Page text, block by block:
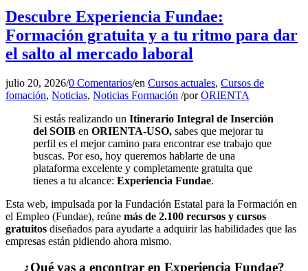
Descubre Experiencia Fundae:
Formación gratuita y a tu ritmo para dar
el salto al mercado laboral
julio 20, 2026/0 Comentarios/en Cursos actuales, Cursos de
fomación, Noticias, Noticias Formación /porORIENTA
Si estás realizando un Itinerario Integral de Inserción
del SOIB en ORIENTA-USO, sabes que mejorar tu
perfil es el mejor camino para encontrar ese trabajo que
buscas. Por eso, hoy queremos hablarte de una
plataforma excelente y completamente gratuita que
tienes a tu alcance: Experiencia Fundae.
Esta web, impulsada por la Fundación Estatal para la Formación en
el Empleo (Fundae), reúne más de 2.100 recursos y cursos
gratuitos diseñados para ayudarte a adquirir las habilidades que las
empresas están pidiendo ahora mismo.
¿Qué vas a encontrar en Experiencia Fundae?